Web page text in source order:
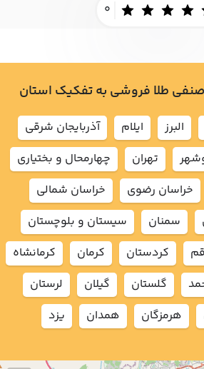
0
طلا فروشی به تفکیک استان
البرز ايلام
آذربايجان شرقي
تهران
چهارمحال و بختياري
خراسان رضوي
خراسان شمالي
سمنان
سيستان و بلوچستان
قم كردستان كرمان
كرمانشاه
گلستان گيلان
لرستان
هرمزگان همدان يزد